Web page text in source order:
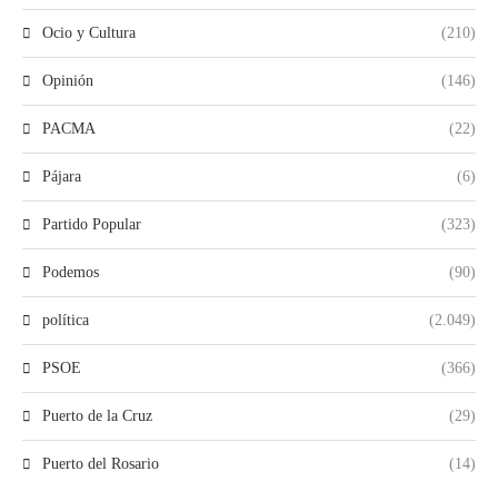
Ocio y Cultura (210)
Opinión (146)
PACMA (22)
Pájara (6)
Partido Popular (323)
Podemos (90)
política (2.049)
PSOE (366)
Puerto de la Cruz (29)
Puerto del Rosario (14)